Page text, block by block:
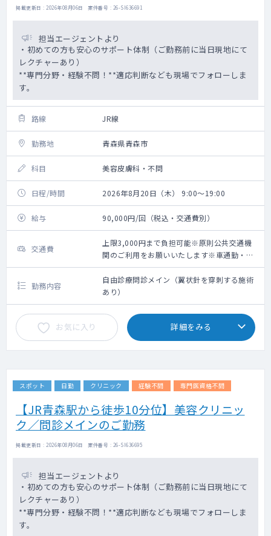
掲載更新日 : 2026年08月06日 案件番号 : 26-SI636691
担当エージェントより
・初めての方も安心のサポート体制（ご勤務前に当日現地にて
レクチャーあり）
**専門分野・経験不問！**適応判断なども現場でフォローしま
す。
路線 JR線
勤務地 青森県青森市
科目 美容皮膚科・不問
日程/時間 2026年8月20日（木） 9:00～19:00
給与 90,000円/回（税込・交通費別）
交通費
上限3,000円まで負担可能※原則公共交通機
関のご利用をお願いいたします※車通勤・タ
クシー利用要相談
勤務内容
自由診療問診メイン（翼状針を穿刺する施術
あり）
お気に入り 詳細をみる
スポット 日勤 クリニック 経験不問 専門医資格不問
【JR青森駅から徒歩10分位】美容クリニッ
ク／問診メインのご勤務
掲載更新日 : 2026年08月06日 案件番号 : 26-SI636695
担当エージェントより
・初めての方も安心のサポート体制（ご勤務前に当日現地にて
レクチャーあり）
**専門分野・経験不問！**適応判断なども現場でフォローしま
す。